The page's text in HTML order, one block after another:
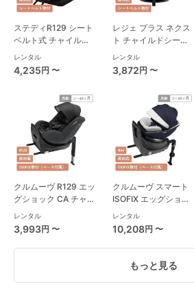
ステディR129 シート
ベルト式 チャイルド
シート ジョイー(joie)
レンタル
4,235円 〜
レジェ プラス ネクス
ト チャイルドシート
西松屋
レンタル
3,872円 〜
クルムーヴ R129 エッ
グショック CA チャイ
ルドシート コンビ
(Combi)
レンタル
3,993円 〜
クルムーヴ スマート
ISOFIX エッグショッ
ク JL-590 コンビ
(Combi) チャイルド
シート
レンタル
10,208円 〜
もっと見る